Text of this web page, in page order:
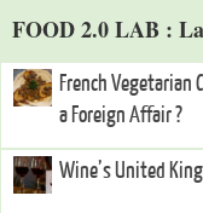
FOOD 2.0 LAB :
French Vegetarian
a Foreign Affair ?
Wine’s United